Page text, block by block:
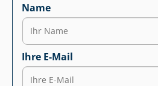
Name
Ihre E-Mail